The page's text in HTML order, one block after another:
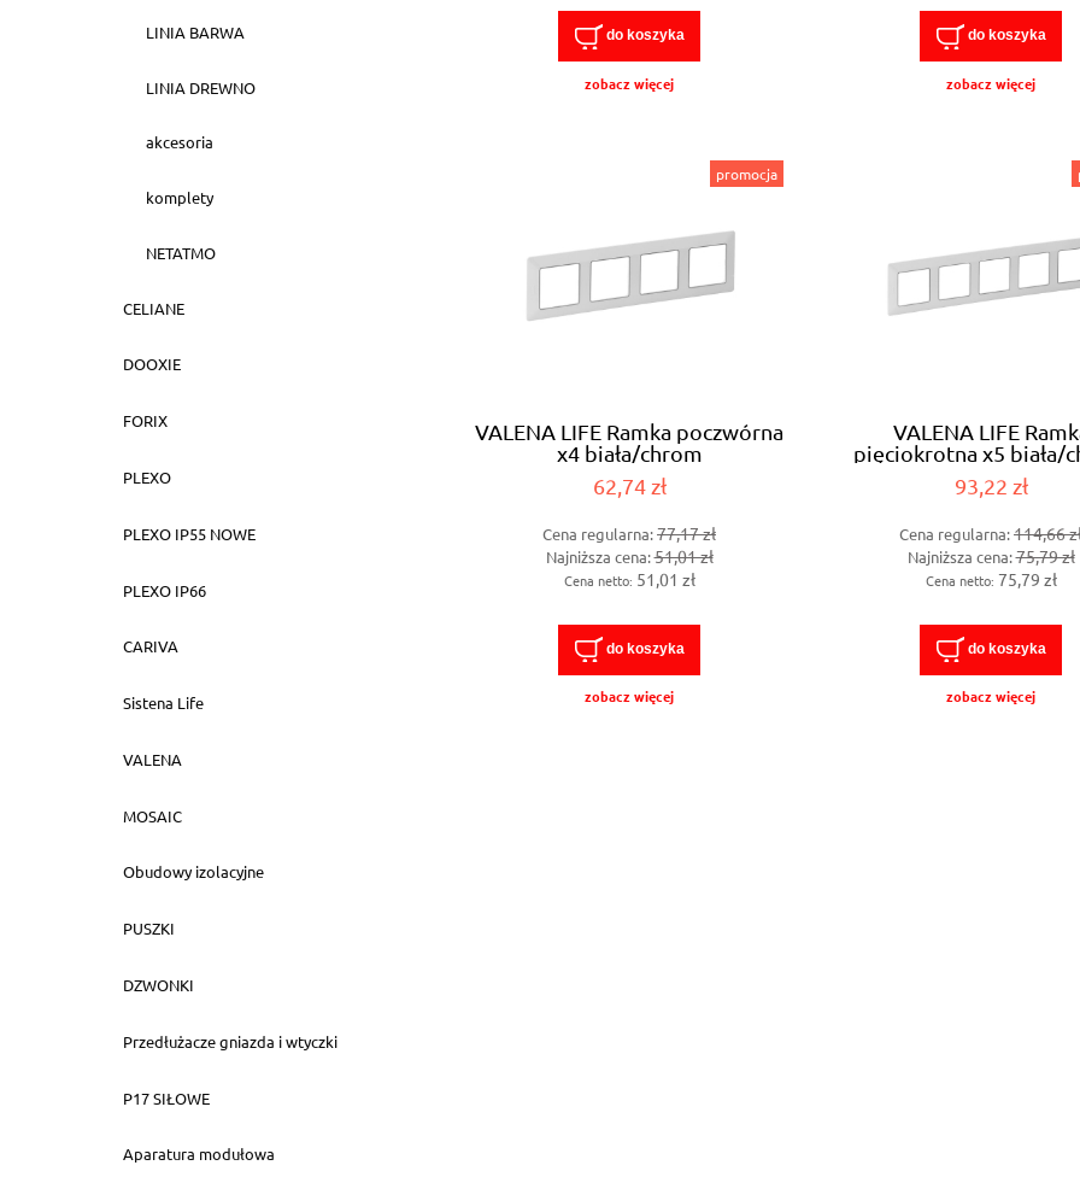
LINIA BARWA
LINIA DREWNO
akcesoria
komplety
NETATMO
CELIANE
DOOXIE
FORIX
PLEXO
PLEXO IP55 NOWE
PLEXO IP66
CARIVA
Sistena Life
VALENA
MOSAIC
Obudowy izolacyjne
PUSZKI
DZWONKI
Przedłużacze gniazda i wtyczki
P17 SIŁOWE
Aparatura modułowa
do koszyka
zobacz więcej
do koszyka
zobacz więcej
VALENA LIFE Ramka poczwórna
x4 biała/chrom
pozioma/pionowa (754034)
62,74 zł
Cena regularna:77,17 zł
Najniższa cena:51,01 zł
Cena netto: 51,01 zł
do koszyka
zobacz więcej
promocja
VALENA LIFE
pięciokrotna x5 biała/
pozioma/pionowa
93,22 zł
Cena regularna:114,66
Najniższa cena:75,79 zł
Cena netto: 75,79 zł
do koszyka
zobacz więcej